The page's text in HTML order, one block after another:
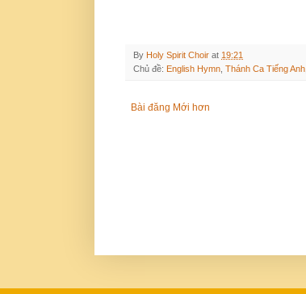
By Holy Spirit Choir at 19:21
Chủ đề: English Hymn Thánh Ca Tiếng Anh
Bài đăng Mới hơn